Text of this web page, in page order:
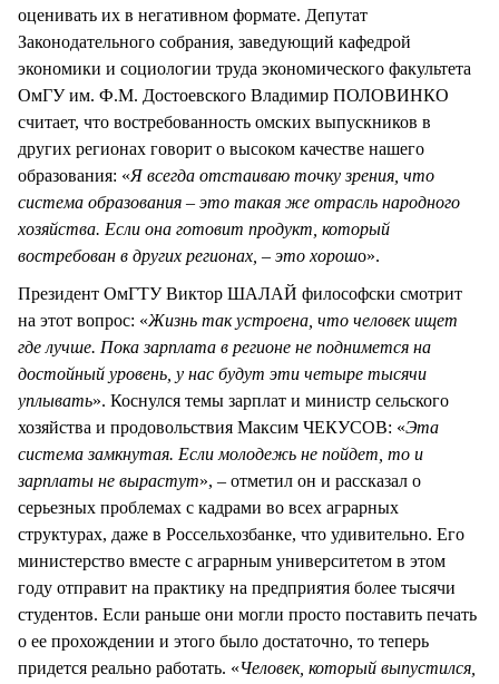
оценивать их в негативном формате. Депутат
Законодательного собрания, заведующий кафедрой
экономики и социологии труда экономического факультета
ОмГУ им. Ф.М. Достоевского Владимир ПОЛОВИНКО
считает, что востребованность омских выпускников в
других регионах говорит о высоком качестве нашего
образования: «Я всегда отстаиваю точку зрения, что
система образования – это такая же отрасль народного
хозяйства. Если она готовит продукт, который
востребован в других регионах, – это хорошо».
Президент ОмГТУ Виктор ШАЛАЙ философски смотрит
на этот вопрос: «Жизнь так устроена, что человек ищет
где лучше. Пока зарплата в регионе не поднимется на
достойный уровень, у нас будут эти четыре тысячи
уплывать». Коснулся темы зарплат и министр сельского
хозяйства и продовольствия Максим ЧЕКУСОВ: «Эта
система замкнутая. Если молодежь не пойдет, то и
зарплаты не вырастут», – отметил он и рассказал о
серьезных проблемах с кадрами во всех аграрных
структурах, даже в Россельхозбанке, что удивительно. Его
министерство вместе с аграрным университетом в этом
году отправит на практику на предприятия более тысячи
студентов. Если раньше они могли просто поставить печать
о ее прохождении и этого было достаточно, то теперь
придется реально работать. «Человек, который выпустился,